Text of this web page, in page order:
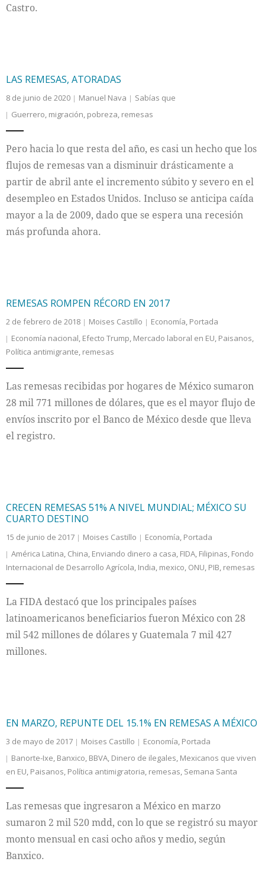
Castro.
LAS REMESAS, ATORADAS
8 de junio de 2020 Manuel Nava
Sabías que
Guerrero, migración, pobreza, remesas
Pero hacia lo que resta del año, es casi un hecho que los
flujos de remesas van a disminuir drásticamente a
partir de abril ante el incremento súbito y severo en el
desempleo en Estados Unidos. Incluso se anticipa caída
mayor a la de 2009, dado que se espera una recesión
más profunda ahora.
REMESAS ROMPEN RÉCORD EN 2017
2 de febrero de 2018 Moises Castillo Economía, Portada
Economía nacional, Efecto Trump, Mercado laboral en EU, Paisanos,
Política antimigrante, remesas
Las remesas recibidas por hogares de México sumaron
28 mil 771 millones de dólares, que es el mayor flujo de
envíos inscrito por el Banco de México desde que lleva
el registro.
CRECEN REMESAS 51% A NIVEL MUNDIAL; MÉXICO SU
CUARTO DESTINO
15 de junio de 2017 Moises Castillo Economía, Portada
América Latina, China, Enviando dinero a casa, FIDA, Filipinas, Fondo
Internacional de Desarrollo Agrícola, India, mexico, ONU, PIB, remesas
La FIDA destacó que los principales países
latinoamericanos beneficiarios fueron México con 28
mil 542 millones de dólares y Guatemala 7 mil 427
millones.
EN MARZO, REPUNTE DEL 15.1% EN REMESAS A MÉXICO
3 de mayo de 2017 Moises Castillo Economía, Portada
Banorte-Ixe, Banxico, BBVA, Dinero de ilegales, Mexicanos que viven
en EU, Paisanos, Política antimigratoria, remesas, Semana Santa
Las remesas que ingresaron a México en marzo
sumaron 2 mil 520 mdd, con lo que se registró su mayor
monto mensual en casi ocho años y medio, según
Banxico.